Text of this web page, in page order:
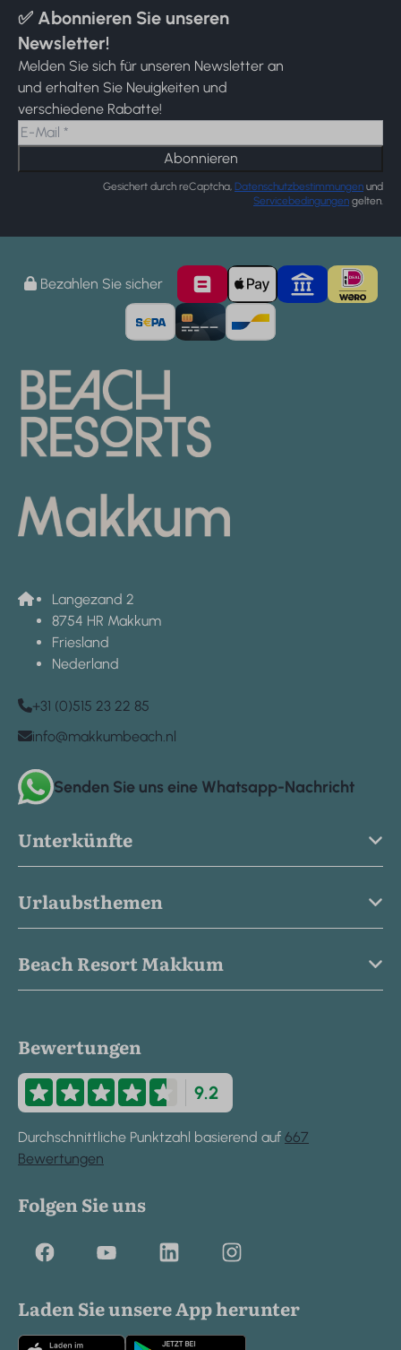
✅ Abonnieren Sie unseren
Newsletter!
Melden Sie sich für unseren Newsletter an
und erhalten Sie Neuigkeiten und
verschiedene Rabatte!
Abonnieren
Gesichert durch reCaptcha, Datenschutzbestimmungen und
Servicebedingungen gelten.
Bezahlen Sie sicher
Langezand 2
8754 HR Makkum
Friesland
Nederland
+31 (0)515 23 22 85
info@makkumbeach.nl
Senden Sie uns eine Whatsapp-Nachricht
Unterkünfte
Urlaubsthemen
Beach Resort Makkum
Bewertungen
9.2
Durchschnittliche Punktzahl basierend auf 667
Bewertungen
Folgen Sie uns
Laden Sie unsere App herunter